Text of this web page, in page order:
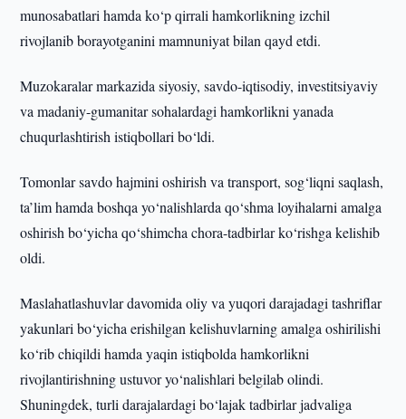
munosabatlari hamda ko‘p qirrali hamkorlikning izchil
rivojlanib borayotganini mamnuniyat bilan qayd etdi.
Muzokaralar markazida siyosiy, savdo-iqtisodiy, investitsiyaviy
va madaniy-gumanitar sohalardagi hamkorlikni yanada
chuqurlashtirish istiqbollari bo‘ldi.
Tomonlar savdo hajmini oshirish va transport, sog‘liqni saqlash,
ta’lim hamda boshqa yo‘nalishlarda qo‘shma loyihalarni amalga
oshirish bo‘yicha qo‘shimcha chora-tadbirlar ko‘rishga kelishib
oldi.
Maslahatlashuvlar davomida oliy va yuqori darajadagi tashriflar
yakunlari bo‘yicha erishilgan kelishuvlarning amalga oshirilishi
ko‘rib chiqildi hamda yaqin istiqbolda hamkorlikni
rivojlantirishning ustuvor yo‘nalishlari belgilab olindi.
Shuningdek, turli darajalardagi bo‘lajak tadbirlar jadvaliga